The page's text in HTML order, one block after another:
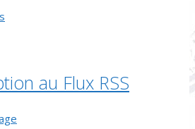
au Flux RSS